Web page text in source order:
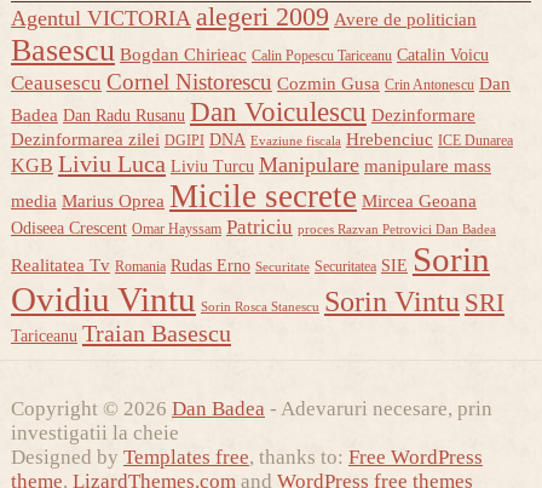
Agentul VICTORIA alegeri 2009 Avere de politician
Basescu Bogdan Chirieac Calin Popescu Tariceanu Catalin Voicu
Ceausescu Cornel Nistorescu Cozmin Gusa Crin Antonescu Dan
Badea Dan Radu Rusanu Dan Voiculescu Dezinformare
Dezinformarea zilei DGIPI DNA Evaziune fiscala Hrebenciuc ICE Dunarea
KGB Liviu Luca Liviu Turcu Manipulare manipulare mass
media Marius Oprea Micile secrete Mircea Geoana
Odiseea Crescent Omar Hayssam Patriciu proces Razvan Petrovici Dan Badea
Realitatea Tv Romania Rudas Erno Securitate Securitatea SIE Sorin
Ovidiu Vintu Sorin Rosca Stanescu Sorin Vintu SRI
Tariceanu Traian Basescu
Copyright © 2026 Dan Badea - Adevaruri necesare, prin
investigatii la cheie
Designed by Templates free, thanks to: Free WordPress
theme, LizardThemes.comand WordPress free themes